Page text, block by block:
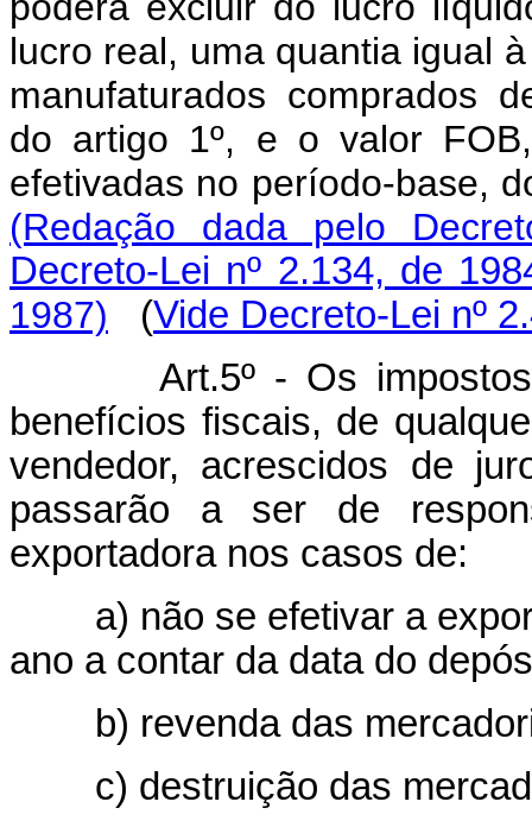
lucro real, uma quantia igual
manufaturados comprados
do artigo 1º, e o valor
efetivadas no período-base,
(Redação dada pelo
Decreto-Lei nº 2.134, de
1987) (Vide Decreto-Lei nº
Art.5º - Os
benefícios fiscais, de
vendedor, acrescidos de
passarão a ser de
exportadora nos casos de:
a) não se efetivar a
ano a contar da data do
b) revenda das
c) destruição das